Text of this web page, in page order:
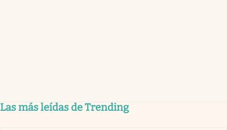
Las más leídas de Trending